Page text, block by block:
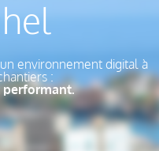
environnement digital à
:
performant.